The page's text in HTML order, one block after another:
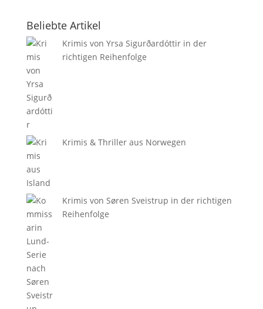
Beliebte Artikel
Krimis von Yrsa Sigurðardóttir in der
richtigen Reihenfolge
Krimis & Thriller aus Norwegen
Krimis von Søren Sveistrup in der richtigen
Reihenfolge